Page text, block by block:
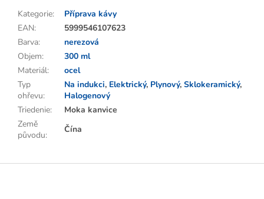
Kategorie:
Příprava kávy
EAN:
5999546107623
Barva:
nerezová
Objem:
300 ml
Materiál:
ocel
Typ
ohřevu:
Na indukci, Elektrický, Plynový, Sklokeramický,
Halogenový
Triedenie:
Moka kanvice
Země
původu:
Čína
Z